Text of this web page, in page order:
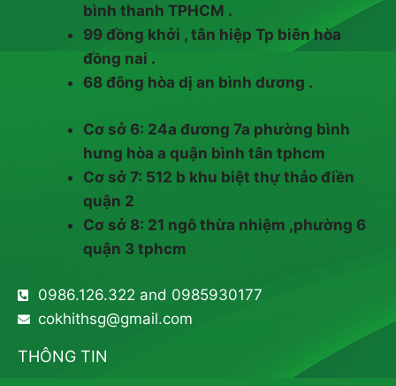
bình thanh TPHCM .
99 đồng khởi , tân hiệp Tp biên hòa
đồng nai .
68 đông hòa dị an bình dương .
Cơ sở 6: 24a đương 7a phường bình
hưng hòa a quận bình tân tphcm
Cơ sở 7: 512 b khu biệt thự thảo điền
quận 2
Cơ sở 8: 21 ngô thừa nhiệm ,phường 6
quận 3 tphcm
0986.126.322 and 0985930177
cokhithsg@gmail.com
THÔNG TIN